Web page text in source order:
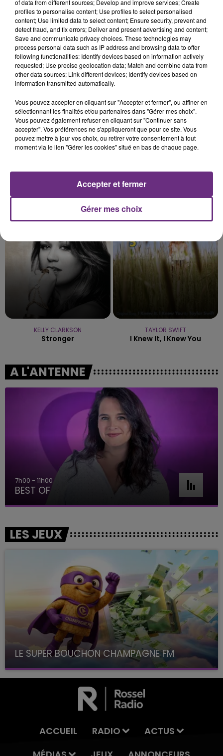
SES PORTES
C'était l'une des institutions du centre-ville
rémois. Le magasin JouéClub est contraint de
fermer ses portes.
TITRES DIFFUSÉS
10h34
10h34
JENNIFER LOPEZ & DAVID GUETTA
Save Me Tonight
DJ GOJA & JASON DERULO &
KELLY CLARKSON
Stronger
TAYLOR SWIFT
I Knew It, I Knew You
A L'ANTENNE
7h00 - 11h00
BEST OF
LES JEUX
LE SUPER BOUCHON CHAMPAGNE FM
avec La Famille Champagne FM, à 8H10
ACCUEIL RADIO
ACTUS
of data from different sources; Develop and improve services; Create
profiles to personalise content; Use profiles to select personalised
content; Use limited data to select content; Ensure security, prevent and
detect fraud, and fix errors; Deliver and present advertising and content;
Save and communicate privacy choices. These technologies may
process personal data such as IP address and browsing data to offer
following functionalities: Identify devices based on information actively
requested; Use precise geolocation data; Match and combine data from
other data sources; Link different devices; Identify devices based on
information transmitted automatically.
Vous pouvez accepter en cliquant sur "Accepter et fermer", ou affiner en
sélectionnant les finalités et/ou partenaires dans "Gérer mes choix".
Vous pouvez également refuser en cliquant sur "Continuer sans
accepter". Vos préférences ne s'appliqueront que pour ce site. Vous
pouvez mettre à jour vos choix, ou retirer votre consentement à tout
moment via le lien "Gérer les cookies" situé en bas de chaque page.
Gérer mes choix
Accepter et fermer